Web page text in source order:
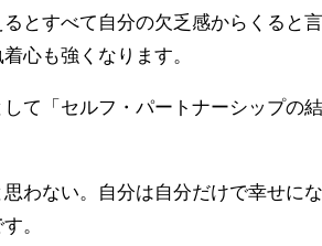
とすべて自分の欠乏感からくると言
心も強くなります。
て「セルフ・パートナーシップの結
わない。自分は自分だけで幸せにな
。